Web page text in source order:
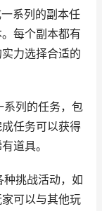
系列的副本任
每个副本都有
力选择合适的
系列的任务，包
任务可以获得
道具。
挑战活动，如
可以与其他玩